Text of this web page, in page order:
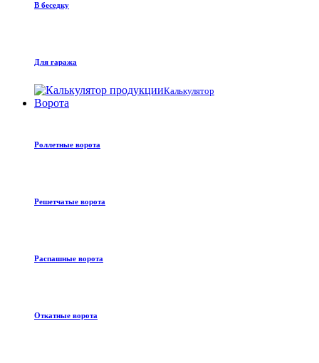
В беседку
Для гаража
Калькулятор
Ворота
Роллетные ворота
Решетчатые ворота
Распашные ворота
Откатные ворота